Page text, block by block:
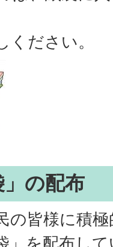
ください。
」の配布
の皆様に積